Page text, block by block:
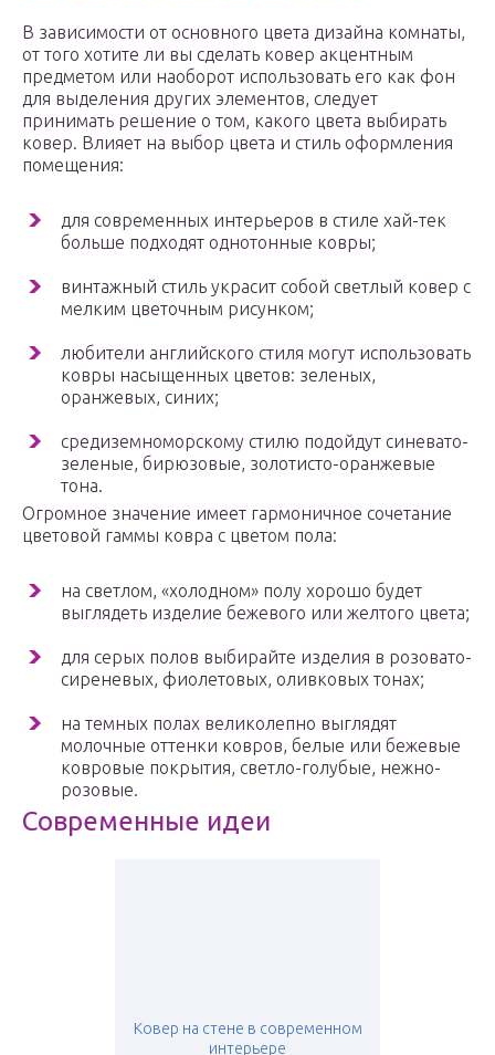
В зависимости от основного цвета дизайна комнаты,
от того хотите ли вы сделать ковер акцентным
предметом или наоборот использовать его как фон
для выделения других элементов, следует
принимать решение о том, какого цвета выбирать
ковер. Влияет на выбор цвета и стиль оформления
помещения:
для современных интерьеров в стиле хай-тек
больше подходят однотонные ковры;
винтажный стиль украсит собой светлый ковер с
мелким цветочным рисунком;
любители английского стиля могут использовать
ковры насыщенных цветов: зеленых,
оранжевых, синих;
средиземноморскому стилю подойдут синевато-
зеленые, бирюзовые, золотисто-оранжевые
тона.
Огромное значение имеет гармоничное сочетание
цветовой гаммы ковра с цветом пола:
на светлом, «холодном» полу хорошо будет
выглядеть изделие бежевого или желтого цвета;
для серых полов выбирайте изделия в розовато-
сиреневых, фиолетовых, оливковых тонах;
на темных полах великолепно выглядят
молочные оттенки ковров, белые или бежевые
ковровые покрытия, светло-голубые, нежно-
розовые.
Современные идеи
Ковер на стене в современном
интерьере